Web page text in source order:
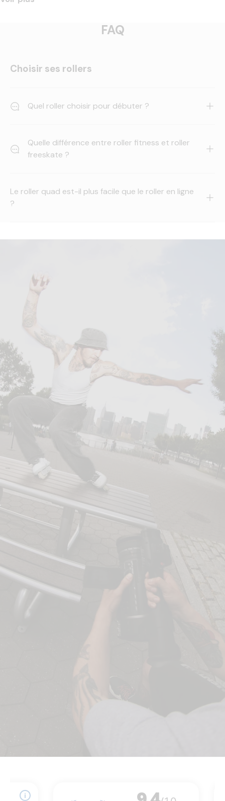
FAQ
Choisir ses rollers
Quel roller choisir pour débuter ?
Quelle différence entre roller fitness et roller
freeskate ?
Le roller quad est-il plus facile que le roller en ligne
?